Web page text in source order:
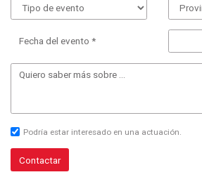
Fecha del evento *
Podría estar interesado en una actuación.
Contactar